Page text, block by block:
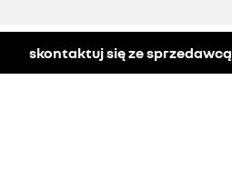
skontaktuj się ze sprzedawcą